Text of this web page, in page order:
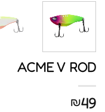
ACME V ROD
₪49